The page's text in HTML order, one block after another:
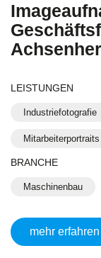
LEISTUNGEN
Industriefotografie
Mitarbeiterportraits
BRANCHE
Maschinenbau
mehr erfahren